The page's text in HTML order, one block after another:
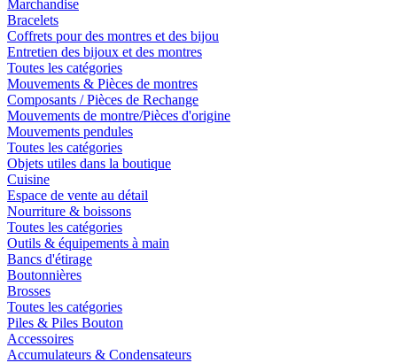
Marchandise
Bracelets
Coffrets pour des montres et des bijou
Entretien des bijoux et des montres
Toutes les catégories
Mouvements & Pièces de montres
Composants / Pièces de Rechange
Mouvements de montre/Pièces d'origine
Mouvements pendules
Toutes les catégories
Objets utiles dans la boutique
Cuisine
Espace de vente au détail
Nourriture & boissons
Toutes les catégories
Outils & équipements à main
Bancs d'étirage
Boutonnières
Brosses
Toutes les catégories
Piles & Piles Bouton
Accessoires
Accumulateurs & Condensateurs